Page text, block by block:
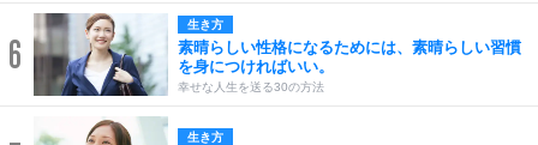
6
生き方
素晴らしい性格になるためには、素晴らしい習慣
を身につければいい。
幸せな人生を送る30の方法
生き方